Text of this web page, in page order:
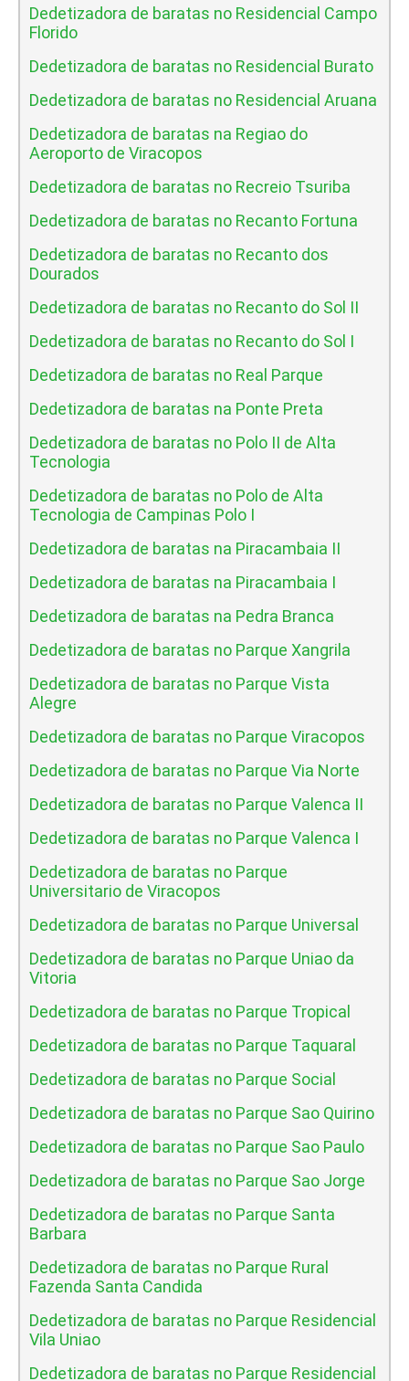
Dedetizadora de baratas no Residencial Campo
Florido
Dedetizadora de baratas no Residencial Burato
Dedetizadora de baratas no Residencial Aruana
Dedetizadora de baratas na Regiao do
Aeroporto de Viracopos
Dedetizadora de baratas no Recreio Tsuriba
Dedetizadora de baratas no Recanto Fortuna
Dedetizadora de baratas no Recanto dos
Dourados
Dedetizadora de baratas no Recanto do Sol II
Dedetizadora de baratas no Recanto do Sol I
Dedetizadora de baratas no Real Parque
Dedetizadora de baratas na Ponte Preta
Dedetizadora de baratas no Polo II de Alta
Tecnologia
Dedetizadora de baratas no Polo de Alta
Tecnologia de Campinas Polo I
Dedetizadora de baratas na Piracambaia II
Dedetizadora de baratas na Piracambaia I
Dedetizadora de baratas na Pedra Branca
Dedetizadora de baratas no Parque Xangrila
Dedetizadora de baratas no Parque Vista
Alegre
Dedetizadora de baratas no Parque Viracopos
Dedetizadora de baratas no Parque Via Norte
Dedetizadora de baratas no Parque Valenca II
Dedetizadora de baratas no Parque Valenca I
Dedetizadora de baratas no Parque
Universitario de Viracopos
Dedetizadora de baratas no Parque Universal
Dedetizadora de baratas no Parque Uniao da
Vitoria
Dedetizadora de baratas no Parque Tropical
Dedetizadora de baratas no Parque Taquaral
Dedetizadora de baratas no Parque Social
Dedetizadora de baratas no Parque Sao Quirino
Dedetizadora de baratas no Parque Sao Paulo
Dedetizadora de baratas no Parque Sao Jorge
Dedetizadora de baratas no Parque Santa
Barbara
Dedetizadora de baratas no Parque Rural
Fazenda Santa Candida
Dedetizadora de baratas no Parque Residencial
Vila Uniao
Dedetizadora de baratas no Parque Residencial